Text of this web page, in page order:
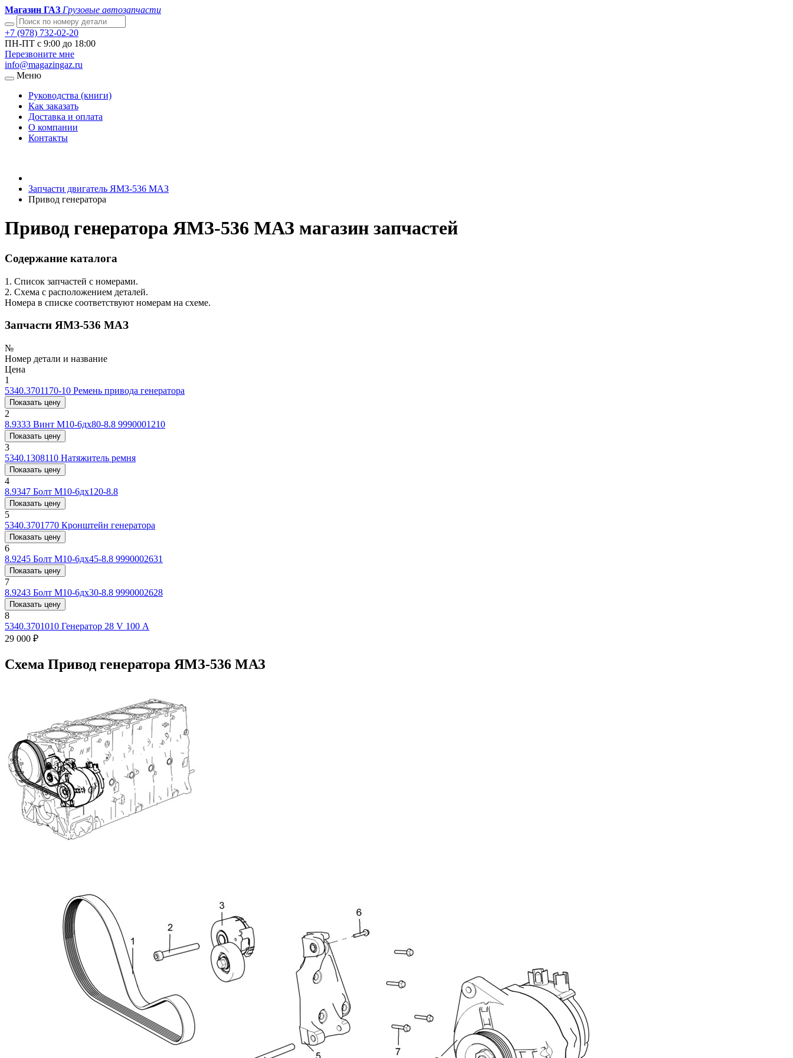
Магазин ГАЗ Грузовые автозапчасти
+7 (978) 732-02-20
ПН-ПТ с 9:00 до 18:00
Перезвоните мне
info@magazingaz.ru
Меню
Руководства (книги)
Как заказать
Доставка и оплата
О компании
Контакты
Запчасти двигатель ЯМЗ-536 МАЗ
Привод генератора
Привод генератора ЯМЗ-536 МАЗ магазин запчастей
Содержание каталога
1. Список запчастей с номерами.
2. Схема с расположением деталей.
Номера в списке соответствуют номерам на схеме.
Запчасти ЯМЗ-536 МАЗ
№
Номер детали и название
Цена
1
5340.3701170-10 Ремень привода генератора
Показать цену
2
8.9333 Винт М10-6дх80-8.8 9990001210
Показать цену
3
5340.1308110 Натяжитель ремня
Показать цену
4
8.9347 Болт М10-6дх120-8.8
Показать цену
5
5340.3701770 Кронштейн генератора
Показать цену
6
8.9245 Болт М10-6дх45-8.8 9990002631
Показать цену
7
8.9243 Болт М10-6дх30-8.8 9990002628
Показать цену
8
5340.3701010 Генератор 28 V 100 А
29 000 ₽
Схема Привод генератора ЯМЗ-536 МАЗ